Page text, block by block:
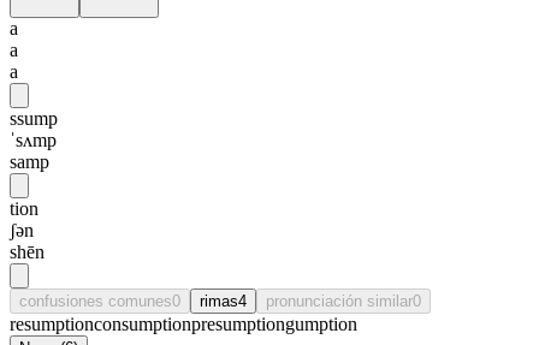
a
a
a
ssump
ˈsʌmp
samp
tion
ʃən
shēn
confusiones comunes0 rimas4 pronunciación similar0
resumptionconsumptionpresumptiongumption